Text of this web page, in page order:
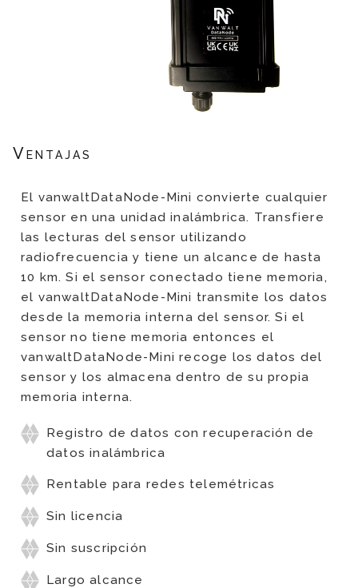
Ventajas
El vanwaltDataNode-Mini convierte cualquier
sensor en una unidad inalámbrica. Transfiere
las lecturas del sensor utilizando
radiofrecuencia y tiene un alcance de hasta
10 km. Si el sensor conectado tiene memoria,
el vanwaltDataNode-Mini transmite los datos
desde la memoria interna del sensor. Si el
sensor no tiene memoria entonces el
vanwaltDataNode-Mini recoge los datos del
sensor y los almacena dentro de su propia
memoria interna.
Registro de datos con recuperación de
datos inalámbrica
Rentable para redes telemétricas
Sin licencia
Sin suscripción
Largo alcance